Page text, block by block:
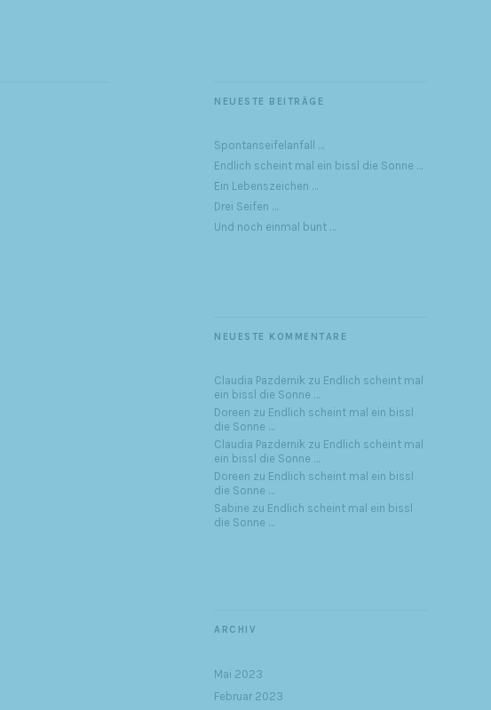
NEUESTE BEITRÄGE
Spontanseifelanfall …
Endlich scheint mal ein bissl die Sonne …
Ein Lebenszeichen …
Drei Seifen …
Und noch einmal bunt …
NEUESTE KOMMENTARE
Claudia Pazdernik zu Endlich scheint mal
ein bissl die Sonne …
Doreen zu Endlich scheint mal ein bissl
die Sonne …
Claudia Pazdernik zu Endlich scheint mal
ein bissl die Sonne …
Doreen zu Endlich scheint mal ein bissl
die Sonne …
Sabine zu Endlich scheint mal ein bissl
die Sonne …
ARCHIV
Mai 2023
Februar 2023